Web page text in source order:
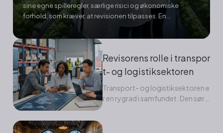
sine egne spilleregler, særlige risici og økonomiske
forhold, som kræver, at revisionen tilpasses. En
detailbutik har helt andre udfordringer end et
byggefirma, en e-handelsvirksomhed eller en forening.
Derfor er revisors rolle ikke...
Revisorens rolle i transpor
t- og logistiksektoren
Transport- og logistiksektoren e
r en rygrad i samfundet. Den sørg